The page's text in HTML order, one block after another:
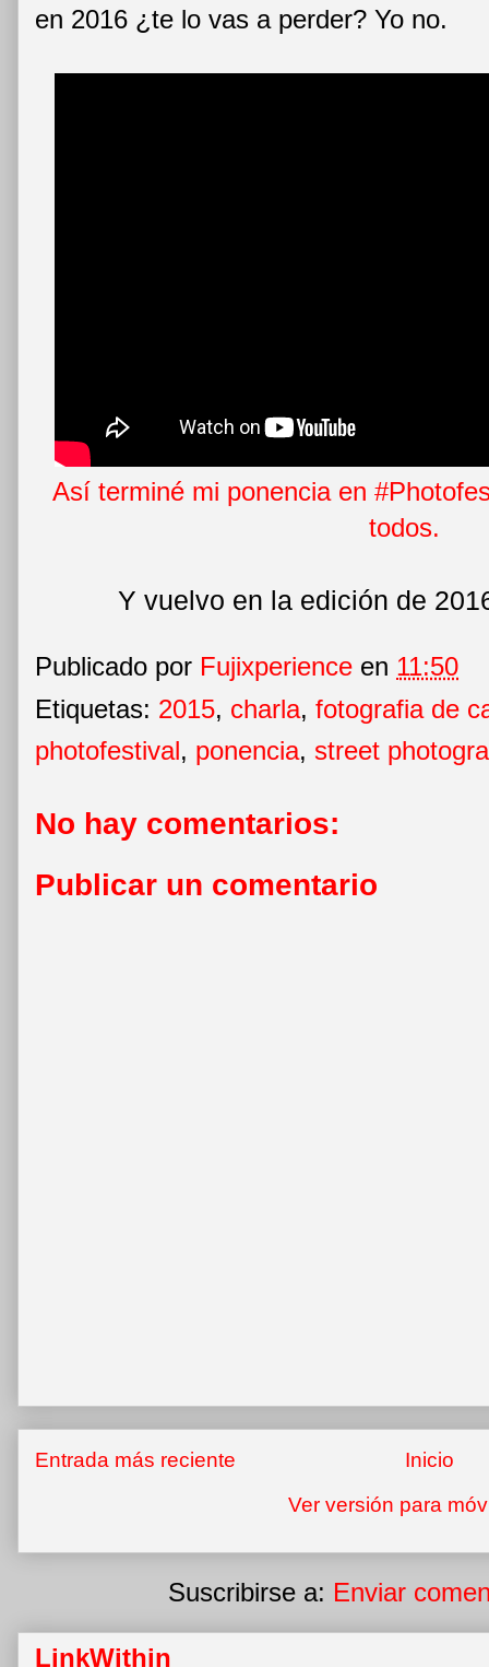
en 2016 ¿te lo vas a perder? Yo no.
Así terminé mi ponencia en
todos.
Y vuelvo en la edición de
Publicado por Fujixperience en 11:50
Etiquetas: 2015, charla, fotografia de
photofestival, ponencia, street
No hay comentarios:
Publicar un comentario
Entrada más reciente
Inicio
Ver versión para
Suscribirse a: Enviar
LinkWithin